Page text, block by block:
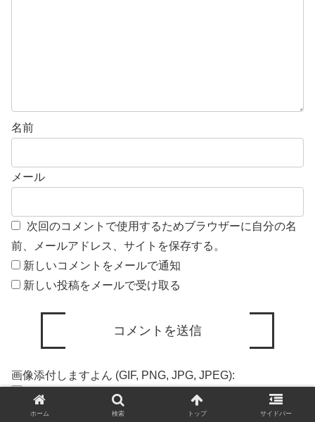
名前
メール
次回のコメントで使用するためブラウザーに自分の名
前、メールアドレス、サイトを保存する。
新しいコメントをメールで通知
新しい投稿をメールで受け取る
画像添付しますよん (GIF, PNG, JPG, JPEG):
日本語が含まれない投稿は無視されますのでご注意くださ
ホーム 検索 トップ サイドバー